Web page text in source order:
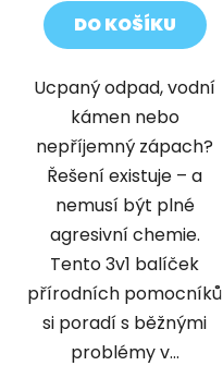
DO KOŠÍKU
Ucpaný odpad, vodní
kámen nebo
nepříjemný zápach?
Řešení existuje – a
nemusí být plné
agresivní chemie.
Tento 3v1 balíček
přírodních pomocníků
si poradí s běžnými
problémy v...